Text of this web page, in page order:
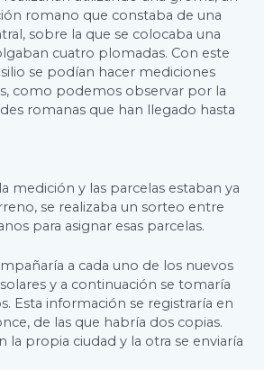
romano que constaba de una
sobre la que se colocaba una
cuatro plomadas. Con este
se podían hacer mediciones
como podemos observar por la
romanas que han llegado hasta
medición y las parcelas estaban ya
se realizaba un sorteo entre
para asignar esas parcelas.
a cada uno de los nuevos
y a continuación se tomaría
Esta información se registraría en
de las que habría dos copias.
la propia ciudad y la otra se enviaría